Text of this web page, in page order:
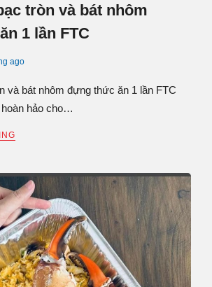
tròn và bát nhôm
1 lần FTC
ago
và bát nhôm đựng thức ăn 1 lần FTC
hảo cho…